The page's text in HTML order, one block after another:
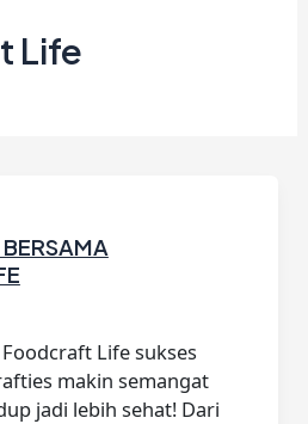
Life
Life sukses
makin semangat
jadi lebih sehat! Dari